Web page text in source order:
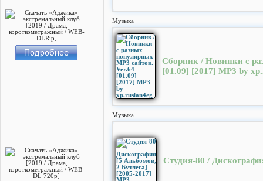
Музыка
Сборник / Новинки с
[01.09] [2017] MP3 by
Музыка
Студия-80 /